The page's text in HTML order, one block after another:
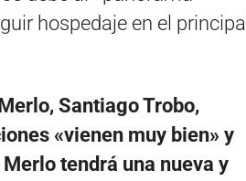
hospedaje en el principal
Santiago Trobo,
«vienen muy bien» y
tendrá una nueva y